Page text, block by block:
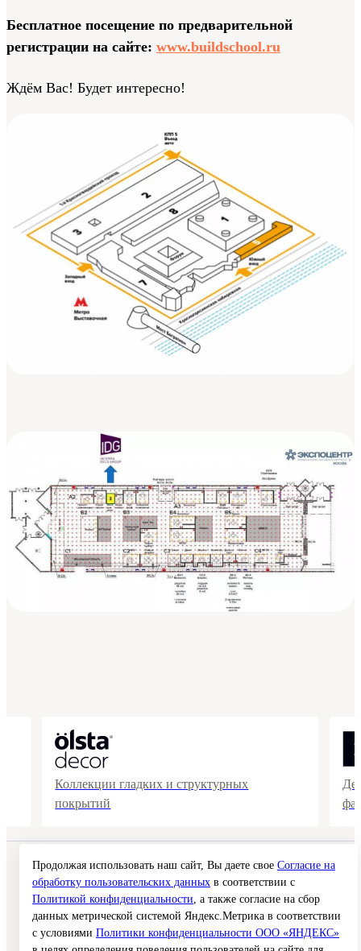
Бесплатное посещение по предварительной
регистрации на сайте: www.buildschool.ru
Ждём Вас! Будет интересно!
Коллекции гладких и структурных
покрытий
© 2026 Interra Deco Group
Политика конфиденциальности
Согласие на обработку персональных данных
Публичная оферта
Карта сайта
Продолжая использовать наш сайт, Вы даете свое Согласие на
обработку пользовательских данных в соответствии с
Политикой конфиденциальности, а также согласие на сбор
данных метрической системой Яндекс.Метрика в соответствии
с условиями Политики конфиденциальности ООО «ЯНДЕКС»